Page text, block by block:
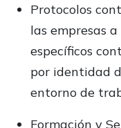
Protocolos
las empresas
específicos
por identidad
entorno de
Formación y